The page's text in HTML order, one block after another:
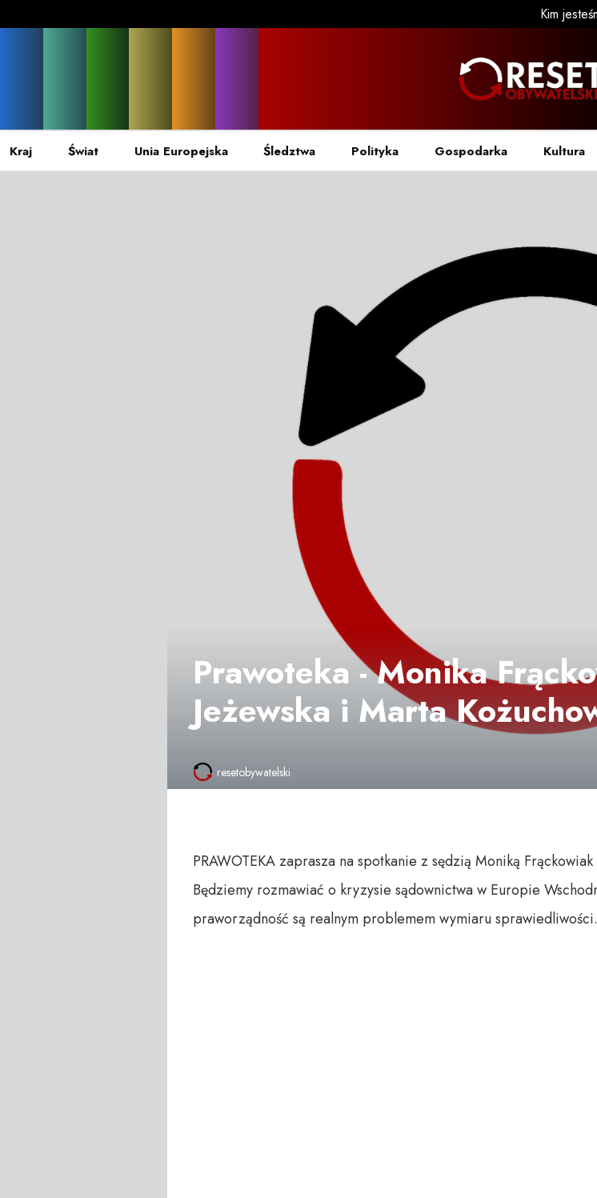
Kim
Kraj Świat Unia Europejska Śledztwa Polityka Gospodarka Kultura
Prawoteka - Monika
Jeżewska i Marta
resetobywatelski
PRAWOTEKA zaprasza na spotkanie z sędzią Moniką
Będziemy rozmawiać o kryzysie sądownictwa w Europie
praworządność są realnym problemem wymiaru sprawiedliwości.